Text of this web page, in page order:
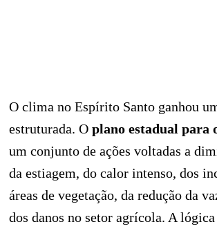
O clima no Espírito Santo ganhou
estruturada. O plano estadual para
um conjunto de ações voltadas a
da estiagem, do calor intenso, dos
áreas de vegetação, da redução da
dos danos no setor agrícola. A lógica